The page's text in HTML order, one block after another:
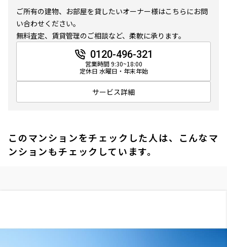
ご所有の建物、お部屋を貸したいオーナー様はこちらにお問
い合わせください。
無料査定、賃貸管理のご相談など、柔軟に承ります。
0120-496-321
営業時間 9:30~18:00
定休日 水曜日・年末年始
サービス詳細
このマンションをチェックした人は、こんなマ
ンションもチェックしています。